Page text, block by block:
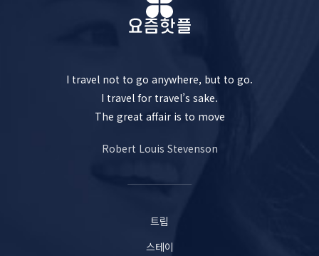
I travel not to go anywhere, but to go.
I travel for travel’s sake.
The great affair is to move
Robert Louis Stevenson
트립
스테이